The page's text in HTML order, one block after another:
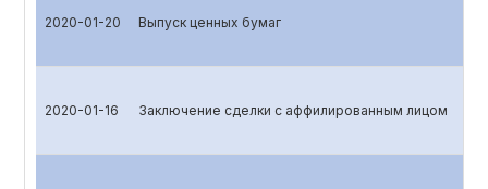
2020-01-20 Выпуск ценных бумаг
2020-01-16 Заключение сделки с аффилированным лицом